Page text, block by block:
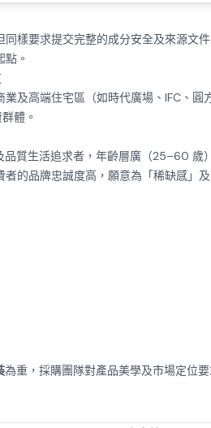
樣要求提交完整的成分安全及來源文
。
業及高端住宅區（如時代廣場、IFC、圓
體。
質生活追求者，年齡層廣（25–60 歲
的品牌忠誠度高，願意為「稀缺感」
為重，採購團隊對產品美學及市場定位